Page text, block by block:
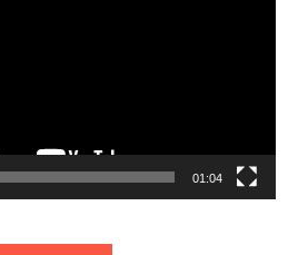
01:04